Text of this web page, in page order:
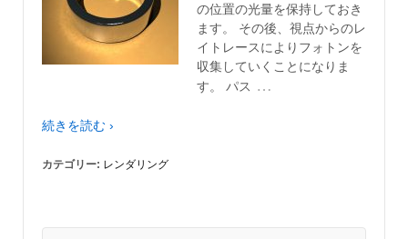
の位置の光量を保持しておき
ます。 その後、視点からのレ
イトレースによりフォトンを
収集していくことになりま
す。 パス …
続きを読む ›
カテゴリー: レンダリング